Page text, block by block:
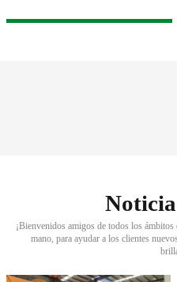
Noticia
¡Bienvenidos amigos de todos los
mano, para ayudar a los clientes